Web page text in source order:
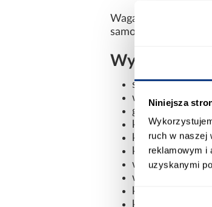
Niniejsza
ruch w naszej
reklamowym i
uzyskanymi
Waga 89,8 kg
samodzielnego
Wymiary i
szerokość: 110
wysokość:
głębokość: 45 cm
kształt: prosty
kolor frontów:
kolor korpusu:
wykończenie
wykończenie
konstrukcja
konstrukcja